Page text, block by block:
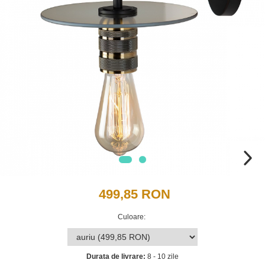
499,85 RON
Culoare:
Durata de livrare: 8 - 10 zile